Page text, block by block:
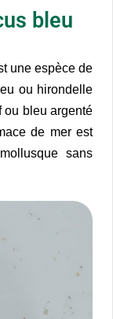
bleu
une espèce de
ou hirondelle
ou bleu argenté
de mer est
sans